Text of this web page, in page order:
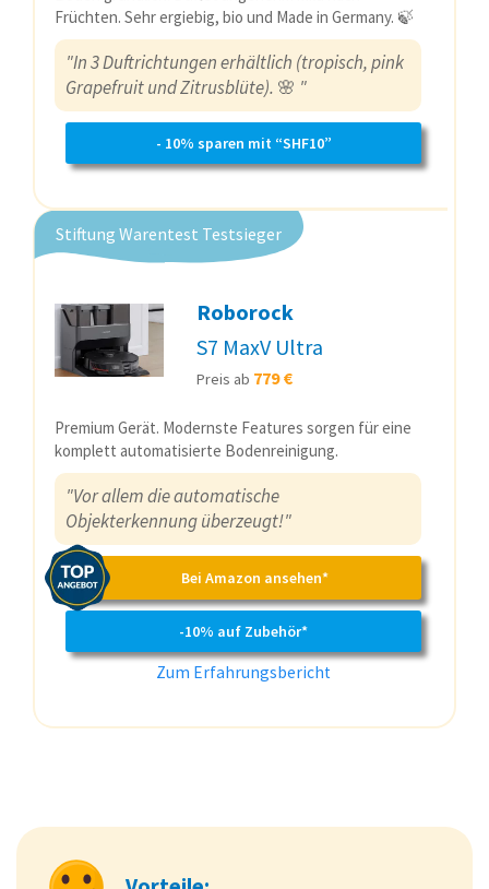
Früchten. Sehr ergiebig, bio und Made in Germany. 🍃
"In 3 Duftrichtungen erhältlich (tropisch, pink
Grapefruit und Zitrusblüte). 🌸 "
- 10% sparen mit “SHF10”
Stiftung Warentest Testsieger
Roborock
S7 MaxV Ultra
Preis ab 779 €
Premium Gerät. Modernste Features sorgen für eine
komplett automatisierte Bodenreinigung.
"Vor allem die automatische
Objekterkennung überzeugt!"
Bei Amazon ansehen*
-10% auf Zubehör*
Zum Erfahrungsbericht